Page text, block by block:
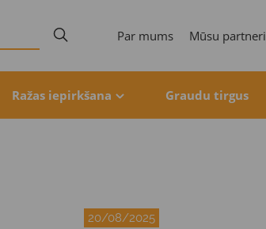
Par mums Mūsu partneri
Ražas iepirkšana Graudu tirgus
20/08/2025